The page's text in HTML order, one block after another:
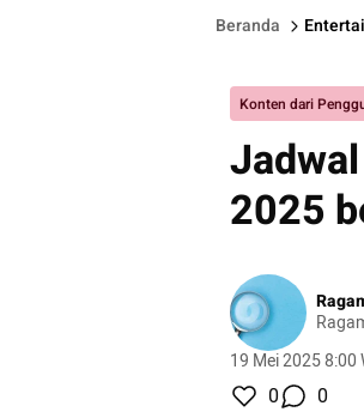
Beranda
Konten dari
2025
19 Mei 2025 8:00
0 0